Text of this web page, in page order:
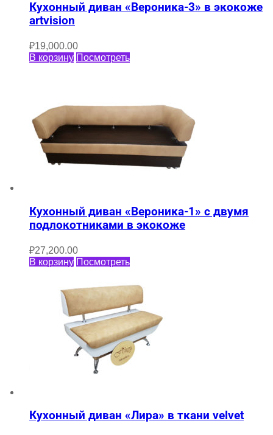
Кухонный диван «Вероника-3» в экокоже
artvision
₽19,000.00
В корзину Посмотреть
Кухонный диван «Вероника-1» с двумя
подлокотниками в экокоже
₽27,200.00
В корзину Посмотреть
Кухонный диван «Лира» в ткани velvet